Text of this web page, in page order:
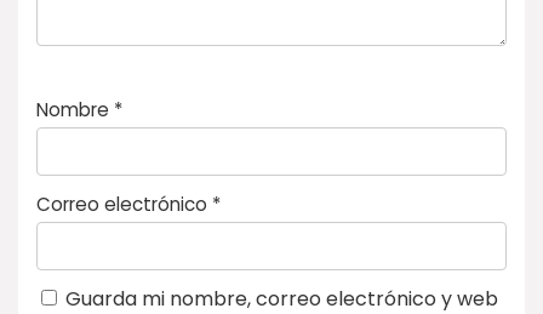
Nombre *
Correo electrónico *
Guarda mi nombre, correo electrónico y web